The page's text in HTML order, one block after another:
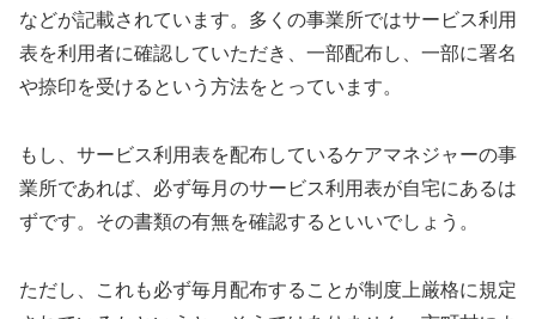
などが記載されています。多くの事業所ではサービス利用
表を利用者に確認していただき、一部配布し、一部に署名
や捺印を受けるという方法をとっています。
もし、サービス利用表を配布しているケアマネジャーの事
業所であれば、必ず毎月のサービス利用表が自宅にあるは
ずです。その書類の有無を確認するといいでしょう。
ただし、これも必ず毎月配布することが制度上厳格に規定